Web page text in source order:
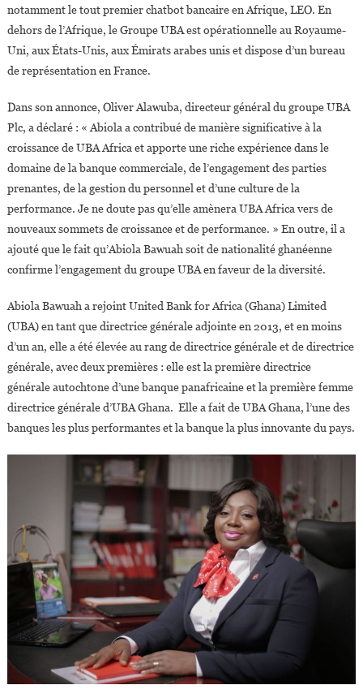
notamment le tout premier chatbot bancaire en Afrique, LEO. En
dehors de l’Afrique, le Groupe UBA est opérationnelle au Royaume-
Uni, aux États-Unis, aux Émirats arabes unis et dispose d’un bureau
de représentation en France.
Dans son annonce, Oliver Alawuba, directeur général du groupe UBA
Plc, a déclaré : « Abiola a contribué de manière significative à la
croissance de UBA Africa et apporte une riche expérience dans le
domaine de la banque commerciale, de l’engagement des parties
prenantes, de la gestion du personnel et d’une culture de la
performance. Je ne doute pas qu’elle amènera UBA Africa vers de
nouveaux sommets de croissance et de performance. » En outre, il a
ajouté que le fait qu’Abiola Bawuah soit de nationalité ghanéenne
confirme l’engagement du groupe UBA en faveur de la diversité.
Abiola Bawuah a rejoint United Bank for Africa (Ghana) Limited
(UBA) en tant que directrice générale adjointe en 2013, et en moins
d’un an, elle a été élevée au rang de directrice générale et de directrice
générale, avec deux premières : elle est la première directrice
générale autochtone d’une banque panafricaine et la première femme
directrice générale d’UBA Ghana. Elle a fait de UBA Ghana, l’une des
banques les plus performantes et la banque la plus innovante du pays.